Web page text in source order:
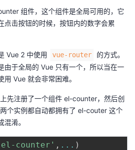
组件，这个组件是全局可用的，它
点击按钮的时候，按钮内的数字会累
Vue 2 中使用 vue-router
的方式。
由于全局的 Vue 只有一个，所以当在一
Vue 就会非常困难。
先注册了一个组件 el-counter，然后创
个实例都自动都拥有了 el-couter 这个
淆。
counter' , ... )